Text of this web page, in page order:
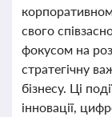
свого
фокусом на
стратегічну
бізнесу. Ці
інновації,